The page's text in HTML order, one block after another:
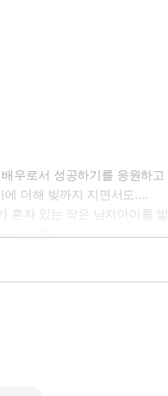
우로서 성공하기를 응원하고
에 더해 빚까지 지면서도….
혼자 있는 작은 남자아이를
나타났다.
마워요. 감사의 뜻입니다」